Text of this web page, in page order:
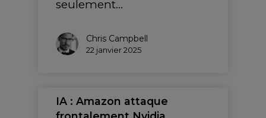
seulement…
Chris Campbell
22 janvier 2025
IA : Amazon attaque